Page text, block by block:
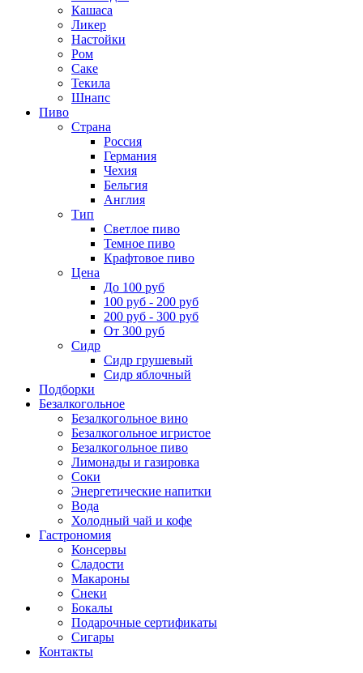
Кашаса
Ликер
Настойки
Ром
Саке
Текила
Шнапс
Пиво
Страна
Россия
Германия
Чехия
Бельгия
Англия
Тип
Светлое пиво
Темное пиво
Крафтовое пиво
Цена
До 100 руб
100 руб - 200 руб
200 руб - 300 руб
От 300 руб
Сидр
Сидр грушевый
Сидр яблочный
Подборки
Безалкогольное
Безалкогольное вино
Безалкогольное игристое
Безалкогольное пиво
Лимонады и газировка
Соки
Энергетические напитки
Вода
Холодный чай и кофе
Гастрономия
Консервы
Сладости
Макароны
Снеки
Бокалы
Подарочные сертификаты
Сигары
Контакты